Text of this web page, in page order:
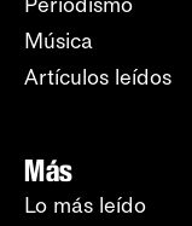
Música
Artículos leídos
Más
Lo más leído